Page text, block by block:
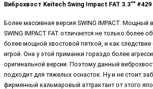
Виброхвост Keitech Swing Impact FAT 3.3"" #429
Более массивная версия SWING IMPACT. Мощный
SWING IMPACT FAT отличается не только более
более мощной хвостовой пяткой, и как
игрой. Она у этой приманки гораздо более
оригинальной версии. Поэтому данный
подходит для тяжелых оснасток. Ну и не стоит
фирменный кальмаровый аттрактант от этого